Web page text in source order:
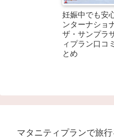
妊娠中でも安
ンターナショ
ザ・サンプラ
ィプラン口コ
とめ
マタニティプランで旅